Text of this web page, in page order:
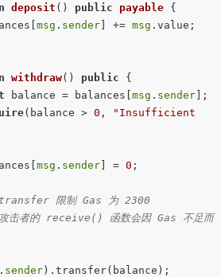
deposit ( ) public payable {
balances[
msg . sender ] += msg .value;
withdraw( ) public
{
balance = balances[ msg . sender ];
(balance > 0 ,
"Insufficient
balances[
msg . sender ] = 0 ;
限制 Gas 为 2300
击者的 receive() 函数会因 Gas 不足而
. sender ).transfer(balance);